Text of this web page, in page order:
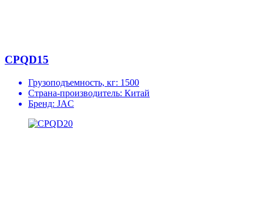
CPQD15
Грузоподъемность, кг: 1500
Страна-производитель: Китай
Бренд: JAC